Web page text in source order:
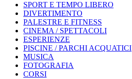
SPORT E TEMPO LIBERO
DIVERTIMENTO
PALESTRE E FITNESS
CINEMA / SPETTACOLI
ESPERIENZE
PISCINE / PARCHI ACQUATICI
MUSICA
FOTOGRAFIA
CORSI